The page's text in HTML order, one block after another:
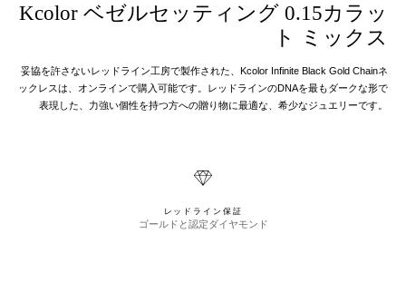
Kcolor ベゼルセッティング 0.15カラッ
ト ミックス
妥協を許さないレッドライン工房で製作された、Kcolor Infinite Black Gold Chainネ
ックレスは、オンラインで購入可能です。レッドラインのDNAを最もダークな形で
表現した、力強い個性を持つ方への贈り物に最適な、希少なジュエリーです。
レッドライン保証
ゴールドと認定ダイヤモンド